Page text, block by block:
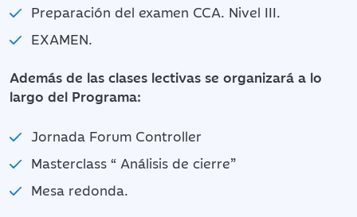
Preparación del examen CCA. Nivel III.
EXAMEN.
Además de las clases lectivas se organizará a lo
largo del Programa:
Jornada Forum Controller
Masterclass “ Análisis de cierre”
Mesa redonda.